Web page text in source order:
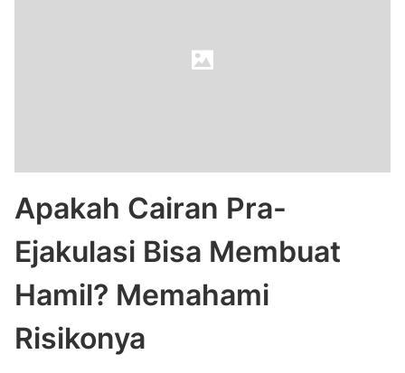
Apakah Cairan Pra-
Ejakulasi Bisa Membuat
Hamil? Memahami
Risikonya